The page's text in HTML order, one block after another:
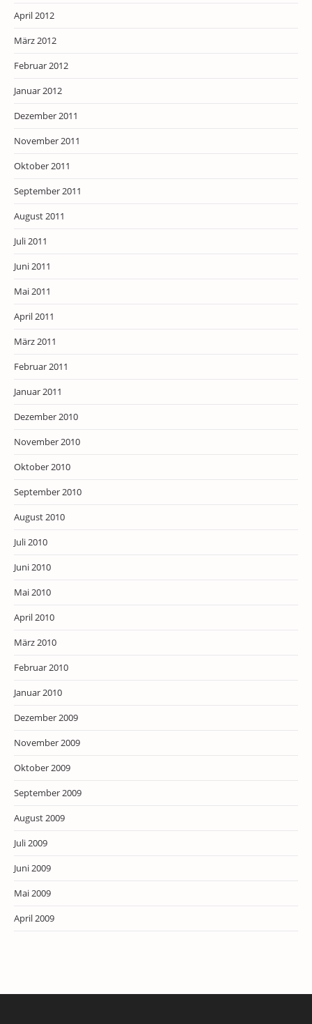
April 2012
März 2012
Februar 2012
Januar 2012
Dezember 2011
November 2011
Oktober 2011
September 2011
August 2011
Juli 2011
Juni 2011
Mai 2011
April 2011
März 2011
Februar 2011
Januar 2011
Dezember 2010
November 2010
Oktober 2010
September 2010
August 2010
Juli 2010
Juni 2010
Mai 2010
April 2010
März 2010
Februar 2010
Januar 2010
Dezember 2009
November 2009
Oktober 2009
September 2009
August 2009
Juli 2009
Juni 2009
Mai 2009
April 2009